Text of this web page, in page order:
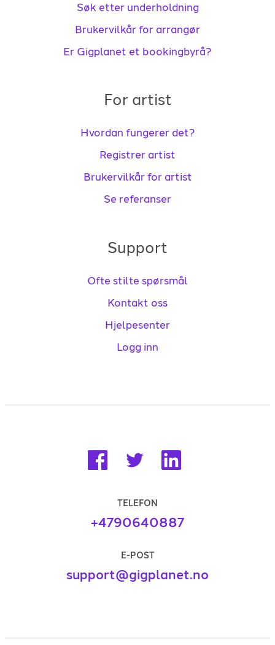
Søk etter underholdning
Brukervilkår for arrangør
Er Gigplanet et bookingbyrå?
For artist
Hvordan fungerer det?
Registrer artist
Brukervilkår for artist
Se referanser
Support
Ofte stilte spørsmål
Kontakt oss
Hjelpesenter
Logg inn
TELEFON
+4790640887
E-POST
support@gigplanet.no